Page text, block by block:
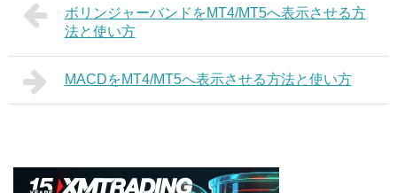
ボリンジャーバンドをMT4/MT5へ表示させる方
法と使い方
MACDをMT4/MT5へ表示させる方法と使い方